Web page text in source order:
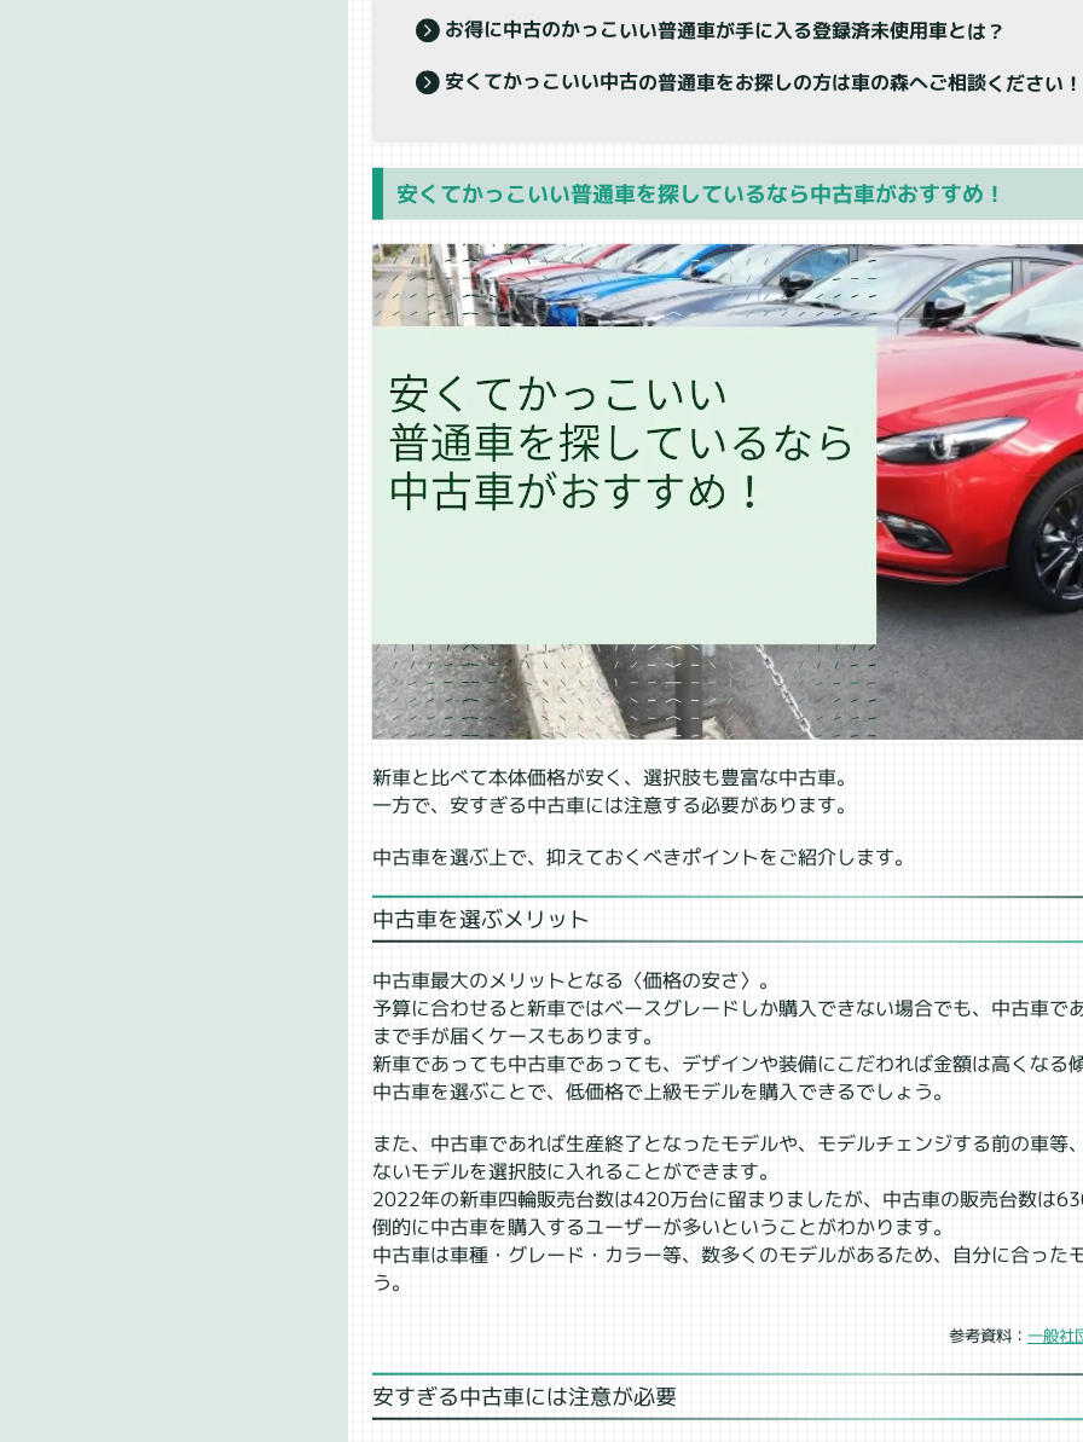
お得に中古のかっこいい普通車が手に入る登録済未使用車とは？
安くてかっこいい中古の普通車をお探しの方は車の森へご相談ください！
安くてかっこいい普通車を探しているなら中古車がおすすめ！
新車と比べて本体価格が安く、選択肢も豊富な中古車。
一方で、安すぎる中古車には注意する必要があります。
中古車を選ぶ上で、抑えておくべきポイントをご紹介します。
中古車を選ぶメリット
中古車最大のメリットとなる〈価格の安さ〉。
予算に合わせると新車ではベースグレードしか購入できない場合でも、中古車で
まで手が届くケースもあります。
新車であっても中古車であっても、デザインや装備にこだわれば金額は高くなる
中古車を選ぶことで、低価格で上級モデルを購入できるでしょう。
また、中古車であれば生産終了となったモデルや、モデルチェンジする前の車等
ないモデルを選択肢に入れることができます。
2022年の新車四輪販売台数は420万台に留まりましたが、中古車の販売台数は
倒的に中古車を購入するユーザーが多いということがわかります。
中古車は車種・グレード・カラー等、数多くのモデルがあるため、自分に合った
う。
参考資料：一般社
安すぎる中古車には注意が必要